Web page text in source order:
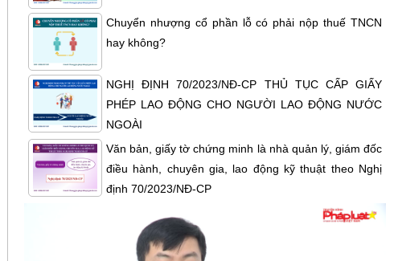
Chuyển nhượng cổ phần lỗ có phải nộp thuế TNCN
hay không?
NGHỊ ĐỊNH 70/2023/NĐ-CP THỦ TỤC CẤP GIẤY
PHÉP LAO ĐỘNG CHO NGƯỜI LAO ĐỘNG NƯỚC
NGOÀI
Văn bản, giấy tờ chứng minh là nhà quản lý, giám đốc
điều hành, chuyên gia, lao động kỹ thuật theo Nghị
định 70/2023/NĐ-CP